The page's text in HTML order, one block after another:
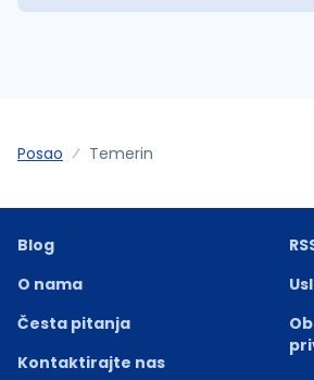
Posao Temerin
Blog
O nama
Česta pitanja
Kontaktirajte nas